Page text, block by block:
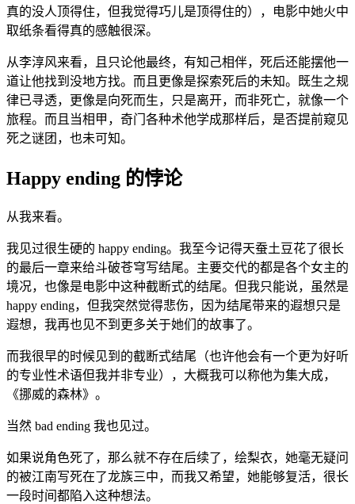
真的没人顶得住，但我觉得巧儿是顶得住的），电影中她火中
取纸条看得真的感触很深。
从李淳风来看，且只论他最终，有知己相伴，死后还能摆他一
道让他找到没地方找。而且更像是探索死后的未知。既生之规
律已寻透，更像是向死而生，只是离开，而非死亡，就像一个
旅程。而且当相甲，奇门各种术他学成那样后，是否提前窥见
死之谜团，也未可知。
Happy ending 的悖论
从我来看。
我见过很生硬的 happy ending。我至今记得天蚕土豆花了很长
的最后一章来给斗破苍穹写结尾。主要交代的都是各个女主的
境况，也像是电影中这种截断式的结尾。但我只能说，虽然是
happy ending，但我突然觉得悲伤，因为结尾带来的遐想只是
遐想，我再也见不到更多关于她们的故事了。
而我很早的时候见到的截断式结尾（也许他会有一个更为好听
的专业性术语但我并非专业），大概我可以称他为集大成，
《挪威的森林》。
当然 bad ending 我也见过。
如果说角色死了，那么就不存在后续了，绘梨衣，她毫无疑问
的被江南写死在了龙族三中，而我又希望，她能够复活，很长
一段时间都陷入这种想法。